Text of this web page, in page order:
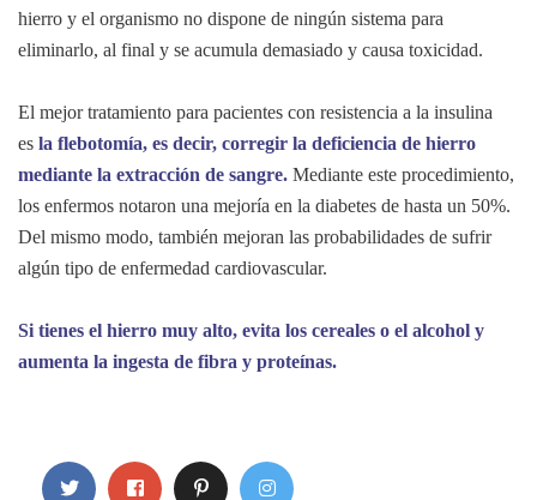
hierro y el organismo no dispone de ningún sistema para
eliminarlo, al final y se acumula demasiado y causa toxicidad.
El mejor tratamiento para pacientes con resistencia a la insulina
es la flebotomía, es decir, corregir la deficiencia de hierro
mediante la extracción de sangre. Mediante este procedimiento,
los enfermos notaron una mejoría en la diabetes de hasta un 50%.
Del mismo modo, también mejoran las probabilidades de sufrir
algún tipo de enfermedad cardiovascular.
Si tienes el hierro muy alto, evita los cereales o el alcohol y
aumenta la ingesta de fibra y proteínas.